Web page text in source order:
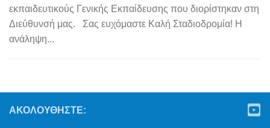
εκπαιδευτικούς Γενικής Εκπαίδευσης που διορίστηκαν στη
Διεύθυνσή μας. Σας ευχόμαστε Καλή Σταδιοδρομία! Η
ανάληψη...
ΑΚΟΛΟΥΘΉΣΤΕ: